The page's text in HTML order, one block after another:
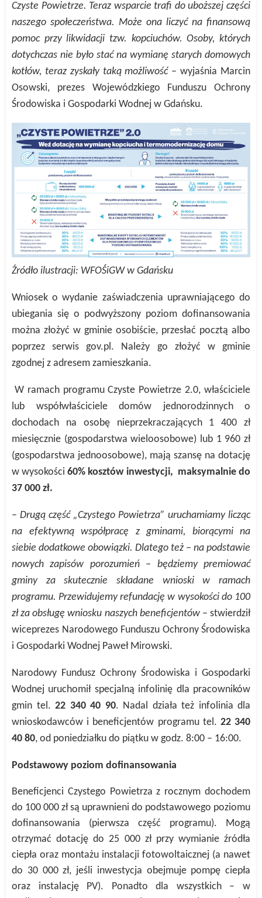
Czyste Powietrze. Teraz wsparcie trafi do uboższej części
naszego społeczeństwa. Może ona liczyć na finansową
pomoc przy likwidacji tzw. kopciuchów. Osoby, których
dotychczas nie było stać na wymianę starych domowych
kotłów, teraz zyskały taką możliwość –wyjaśnia Marcin
Osowski, prezes Wojewódzkiego Funduszu Ochrony
Środowiska i Gospodarki Wodnej w Gdańsku.
Źródło ilustracji: WFOŚiGW w Gdańsku
Wniosek o wydanie zaświadczenia uprawniającego do
ubiegania się o podwyższony poziom dofinansowania
można złożyć w gminie osobiście, przesłać pocztą albo
poprzez serwis gov.pl. Należy go złożyć w gminie
zgodnej z adresem zamieszkania.
W ramach programu Czyste Powietrze 2.0, właściciele
lub współwłaściciele domów jednorodzinnych o
dochodach na osobę nieprzekraczających 1 400 zł
miesięcznie (gospodarstwa wieloosobowe) lub 1 960 zł
(gospodarstwa jednoosobowe), mają szansę na dotację
w wysokości60% kosztów inwestycji, maksymalnie do
37 000 zł.
– Drugą część „Czystego Powietrza” uruchamiamy licząc
na efektywną współpracę z gminami, biorącymi na
siebie dodatkowe obowiązki. Dlatego też – na podstawie
nowych zapisów porozumień – będziemy premiować
gminy za skutecznie składane wnioski w ramach
programu. Przewidujemy refundację w wysokości do 100
zł za obsługę wniosku naszych beneficjentów– stwierdził
wiceprezes Narodowego Funduszu Ochrony Środowiska
i Gospodarki Wodnej Paweł Mirowski.
Narodowy Fundusz Ochrony Środowiska i Gospodarki
Wodnej uruchomił specjalną infolinię dla pracowników
gmin tel. 22 340 40 90. Nadal działa też infolinia dla
wnioskodawców i beneficjentów programu tel. 22 340
40 80, od poniedziałku do piątku w godz. 8:00 – 16:00.
Podstawowy poziom dofinansowania
Beneficjenci Czystego Powietrza z rocznym dochodem
do 100 000 zł są uprawnieni do podstawowego poziomu
dofinansowania (pierwsza część programu). Mogą
otrzymać dotację do 25 000 zł przy wymianie źródła
ciepła oraz montażu instalacji fotowoltaicznej (a nawet
do 30 000 zł, jeśli inwestycja obejmuje pompę ciepła
oraz instalację PV). Ponadto dla wszystkich – w